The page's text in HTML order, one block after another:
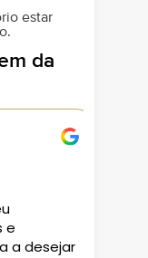
estar
da
desejar